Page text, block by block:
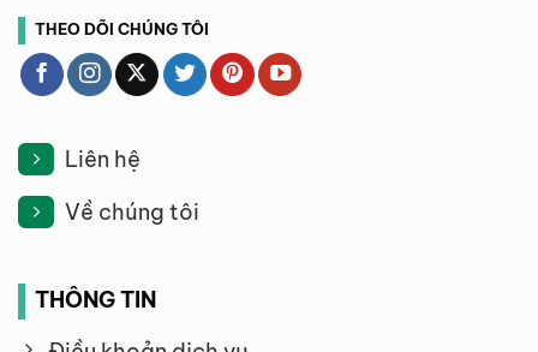
THEO DÕI CHÚNG TÔI
Liên hệ
Về chúng tôi
THÔNG TIN